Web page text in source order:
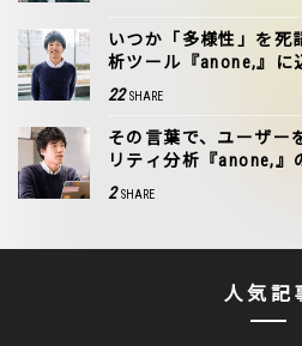
いつか「多様性」を死
析ツール『anone,』に
22 SHARE
その言葉で、ユーザー
リティ分析『anone,』
2 SHARE
人気記